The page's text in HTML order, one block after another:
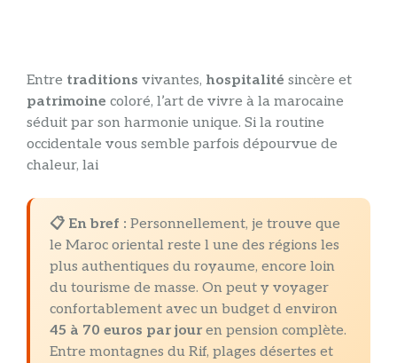
Entre traditions vivantes, hospitalité sincère et
patrimoine coloré, l’art de vivre à la marocaine
séduit par son harmonie unique. Si la routine
occidentale vous semble parfois dépourvue de
chaleur, lai
📋 En bref : Personnellement, je trouve que
le Maroc oriental reste l une des régions les
plus authentiques du royaume, encore loin
du tourisme de masse. On peut y voyager
confortablement avec un budget d environ
45 à 70 euros par jouren pension complète.
Entre montagnes du Rif, plages désertes et